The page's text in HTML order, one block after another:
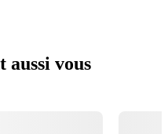
aussi vous